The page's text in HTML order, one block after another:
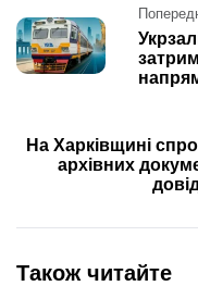
Post
navigation
На Харківщині
архівних
Також читайте